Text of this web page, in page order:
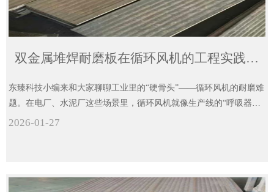
双金属堆焊耐磨板在循环风机的工程实践与性能优化
东臻科技小编来和大家聊聊工业里的“硬骨头”——循环风机的耐磨难
题。在电厂、水泥厂这些场景里，循环风机就像生产线的“呼吸器
官”。为加强它的使用性能，东臻科技双金属堆焊耐磨板成为循环风
2026-01-27